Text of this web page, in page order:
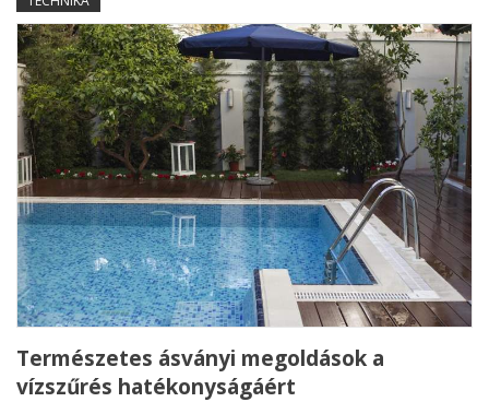
Természetes ásványi megoldások a
vízszűrés hatékonyságáért